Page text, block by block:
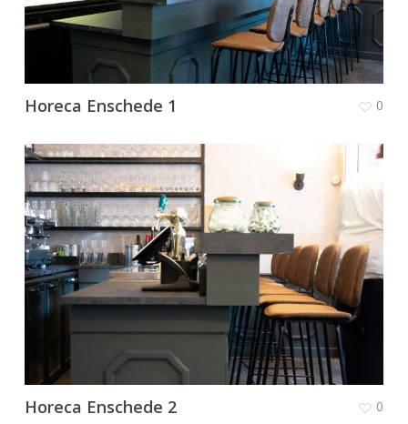
Horeca Enschede 1 0
Horeca Enschede 2 0